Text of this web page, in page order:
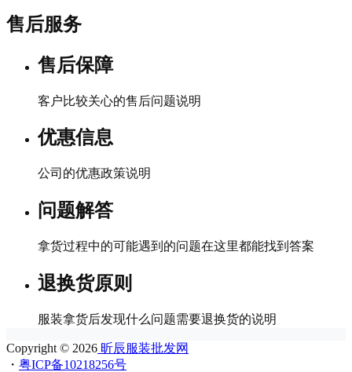
售后服务
售后保障
客户比较关心的售后问题说明
优惠信息
公司的优惠政策说明
问题解答
拿货过程中的可能遇到的问题在这里都能找到答案
退换货原则
服装拿货后发现什么问题需要退换货的说明
Copyright © 2026 昕辰服装批发网
・ 粤ICP备10218256号